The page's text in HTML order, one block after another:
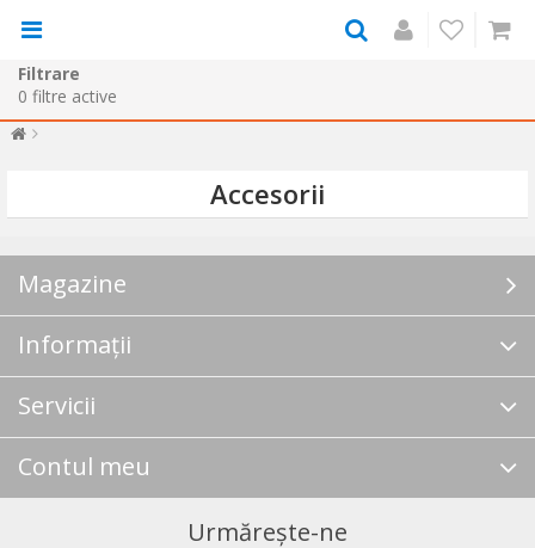
Filtrare
0 filtre active
Accesorii
Magazine
Informații
Servicii
Contul meu
Urmărește-ne